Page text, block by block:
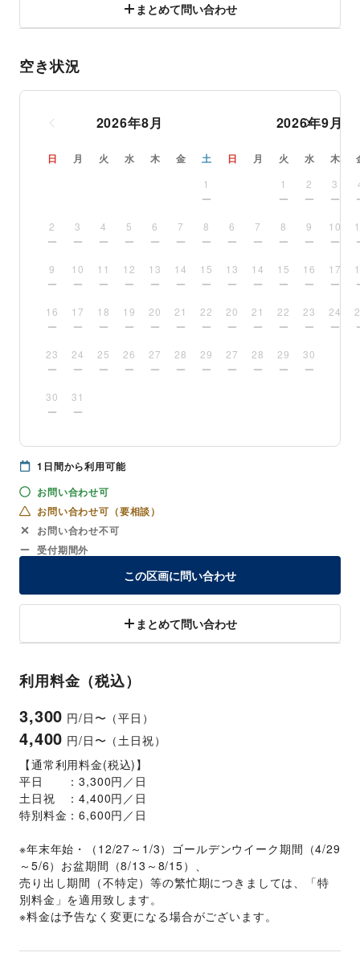
まとめて問い合わせ
空き状況
2026年8月
日 月 火 水 木 金 土
1
2 3 4 5 6 7 8
9 10 11 12 13 14 15
16 17 18 19 20 21 22
23 24 25 26 27 28 29
30 31
2026年9月
日 月 火 水 木
1 2 3
6 7 8 9 10
13 14 15 16 17
20 21 22 23 24
27 28 29 30
1 日間から利用可能
お問い合わせ可
お問い合わせ可（要相談）
お問い合わせ不可
受付期間外
この区画に問い合わせ
まとめて問い合わせ
利用料金（税込）
3,300 円/日〜（平日）
4,400 円/日〜（土日祝）
【通常利用料金(税込)】
平日　　：3,300円／日
土日祝　：4,400円／日
特別料金：6,600円／日
※年末年始・（12/27～1/3）ゴールデンウイーク期間（4/29
～5/6）お盆期間（8/13～8/15）、
売り出し期間（不特定）等の繁忙期につきましては、「特
別料金」を適用致します。
※料金は予告なく変更になる場合がございます。